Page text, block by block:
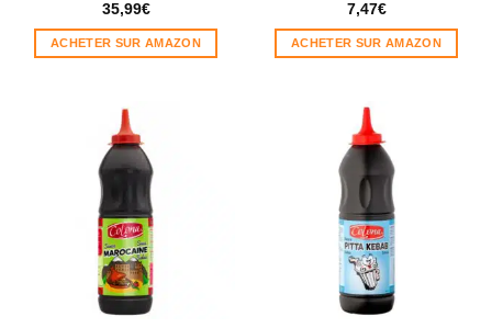
35,99€
ACHETER SUR AMAZON
7,47€
ACHETER SUR AMAZON